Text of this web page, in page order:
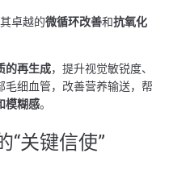
卓越的微循环改善和抗氧化
的再生成，提升视觉敏锐度、
细血管，改善营养输送，帮
模糊感。
“关键信使”